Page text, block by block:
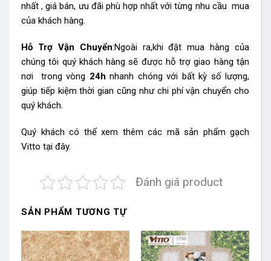
nhất , giá bán, ưu đãi phù hợp nhất với từng nhu cầu mua
của khách hàng.
Hỗ Trợ Vận Chuyển:Ngoài ra,khi đặt mua hàng của
chúng tôi quý khách hàng sẽ được hỗ trợ giao hàng tận
nơi trong vòng 24h nhanh chóng với bất kỳ số lượng,
giúp tiếp kiệm thời gian cũng như chi phí vận chuyển cho
quý khách.
Quý khách có thể xem thêm các mã sản phẩm gạch
Vitto tại đây.
Đánh giá product
SẢN PHẨM TƯƠNG TỰ